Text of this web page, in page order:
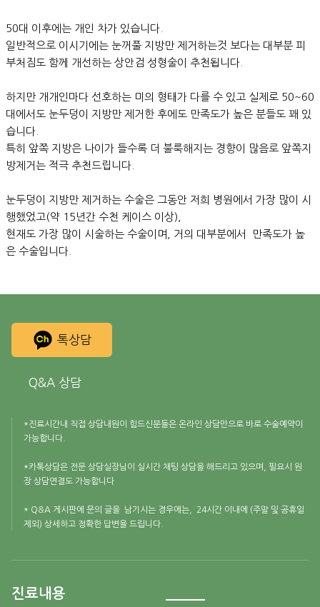
50대 이후에는 개인 차가 있습니다.
일반적으로 이시기에는 눈꺼풀 지방만 제거하는것 보다는 대부분 피
부처짐도 함께 개선하는 상안검 성형술이 추천됩니다.
하지만 개개인마다 선호하는 미의 형태가 다를 수 있고 실제로 50~60
대에서도 눈두덩이 지방만 제거한 후에도 만족도가 높은 분들도 꽤 있
습니다.
특히 앞쪽 지방은 나이가 들수록 더 불룩해지는 경향이 많음로 앞쪽지
방제거는 적극 추천드립니다.
눈두덩이 지방만 제거하는 수술은 그동안 저희 병원에서 가장 많이 시
행했었고(약 15년간 수천 케이스 이상),
현재도 가장 많이 시술하는 수술이며, 거의 대부분에서 만족도가 높
은 수술입니다.
톡상담
Q&A 상담
*진료시간내 직접 상담내원이 힘드신분들은 온라인 상담만으로 바로 수술예약이
가능합니다.
*카톡상담은 전문 상담실장님이 실시간 채팅 상담을 해드리고 있으며, 필요시 원
장 상담연결도 가능합니다
* Q&A 게시판에 문의 글을 남기시는 경우에는, 24시간 이내에 (주말 및 공휴일
제외) 상세하고 정확한 답변을 드립니다.
진료내용